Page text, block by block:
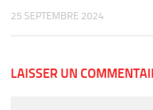
25 SEPTEMBRE 2024
LAISSER UN